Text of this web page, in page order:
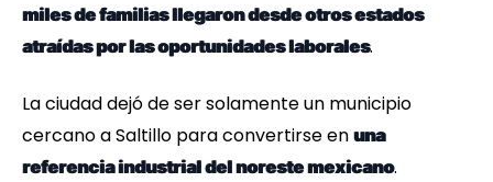
miles de familias llegaron desde otros estados
atraídas por las oportunidades laborales.
La ciudad dejó de ser solamente un municipio
cercano a Saltillo para convertirse en una
referencia industrial del noreste mexicano.